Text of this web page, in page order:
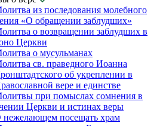
из последования молебного
«О обращении заблудших»
о возвращении заблудших в
Церкви
о мусульманах
св. праведного Иоанна
об укреплении в
вере и единстве
при помыслах сомнения в
Церкви и истинах веры
нежелающем посещать храм